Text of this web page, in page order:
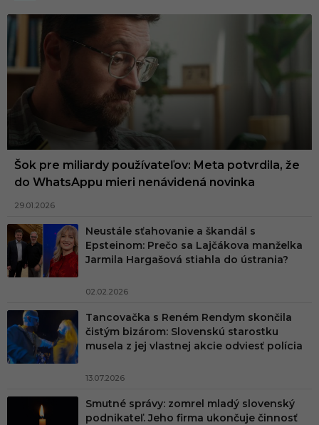
Šok pre miliardy používateľov: Meta potvrdila, že
do WhatsAppu mieri nenávidená novinka
29.01.2026
Neustále sťahovanie a škandál s
Epsteinom: Prečo sa Lajčákova manželka
Jarmila Hargašová stiahla do ústrania?
02.02.2026
Tancovačka s Reném Rendym skončila
čistým bizárom: Slovenskú starostku
musela z jej vlastnej akcie odviesť polícia
13.07.2026
Smutné správy: zomrel mladý slovenský
podnikateľ. Jeho firma ukončuje činnosť